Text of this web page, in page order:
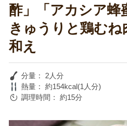
酢」「アカシア蜂
きゅうりと鶏むね
和え
分量：
2人分
熱量： 約154kcal(1人分)
調理時間： 約15分